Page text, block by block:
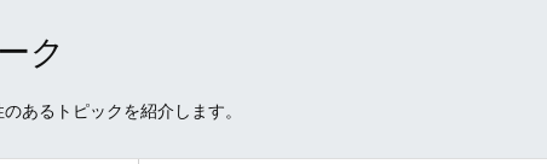
ク
あるトピックを紹介します。